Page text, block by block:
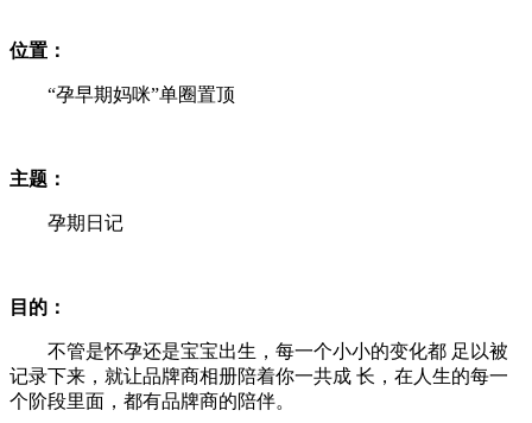
位置：
“孕早期妈咪”单圈置顶
主题：
孕期日记
目的：
不管是怀孕还是宝宝出生，每一个小小的变化都 足以被
记录下来，就让品牌商相册陪着你一共成 长，在人生的每一
个阶段里面，都有品牌商的陪伴。